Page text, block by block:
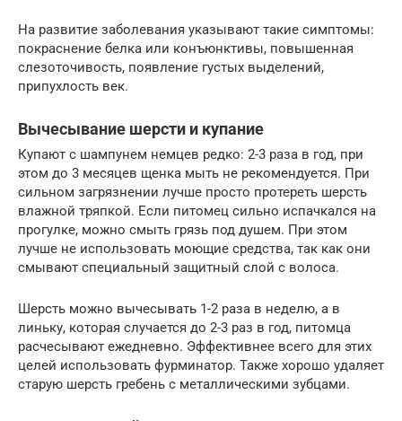
На развитие заболевания указывают такие симптомы:
покраснение белка или конъюнктивы, повышенная
слезоточивость, появление густых выделений,
припухлость век.
Вычесывание шерсти и купание
Купают с шампунем немцев редко: 2-3 раза в год, при
этом до 3 месяцев щенка мыть не рекомендуется. При
сильном загрязнении лучше просто протереть шерсть
влажной тряпкой. Если питомец сильно испачкался на
прогулке, можно смыть грязь под душем. При этом
лучше не использовать моющие средства, так как они
смывают специальный защитный слой с волоса.
Шерсть можно вычесывать 1-2 раза в неделю, а в
линьку, которая случается до 2-3 раз в год, питомца
расчесывают ежедневно. Эффективнее всего для этих
целей использовать фурминатор. Также хорошо удаляет
старую шерсть гребень с металлическими зубцами.